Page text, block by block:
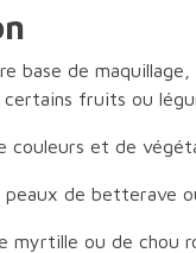
base de
fruits ou
couleurs et de
peaux de betterave
myrtille ou de chou